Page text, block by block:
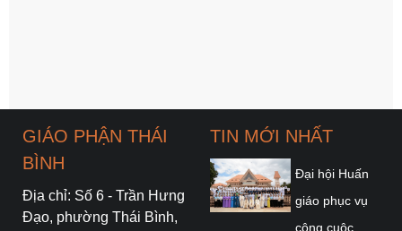
GIÁO PHẬN THÁI
BÌNH
Địa chỉ: Số 6 - Trần Hưng
Đạo, phường Thái Bình,
TIN MỚI NHẤT
Đại hội Huấn
giáo phục vụ
công cuộc